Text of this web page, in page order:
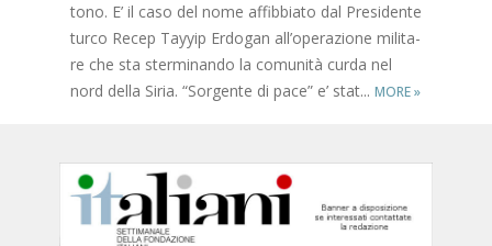
to­no. E’ il caso del nome af­fib­bia­to dal Pre­si­den­te
tur­co Re­cep Tayy­ip Er­do­gan al­l’o­pe­ra­zio­ne mi­li­ta­
re che sta ster­mi­nan­do la co­mu­ni­tà cur­da nel
nord del­la Si­ria. “Sor­gen­te di pace” e’ sta­t... MORE»